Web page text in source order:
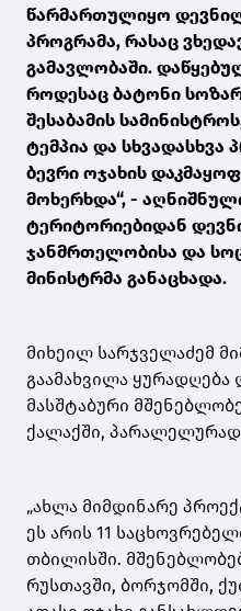
წარმართულიყო
პროგრამა, რასაც
გამავლობაში.
როდესაც ბატონი
შესაბამის
ტემპია და სხვადასხვა
ბევრი ოჯახის
მოხერხდა“, -
ტერიტორიებიდან
ჯანმრთელობისა და
მინისტრმა განაცხადა.
მიხეილ სარჯველაძემ
გაამახვილა ყურადღება
მასშტაბური
ქალაქში,
„ახლა მიმდინარე
ეს არის 11
თბილისში.
რუსთავში, ბორჯომში,